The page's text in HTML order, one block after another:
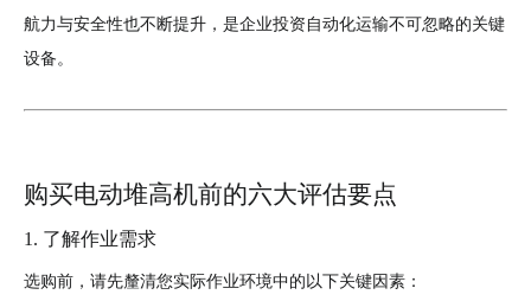
航力与安全性也不断提升，是企业投资自动化运输不可忽略的关键
设备。
购买电动堆高机前的六大评估要点
1. 了解作业需求
选购前，请先釐清您实际作业环境中的以下关键因素：